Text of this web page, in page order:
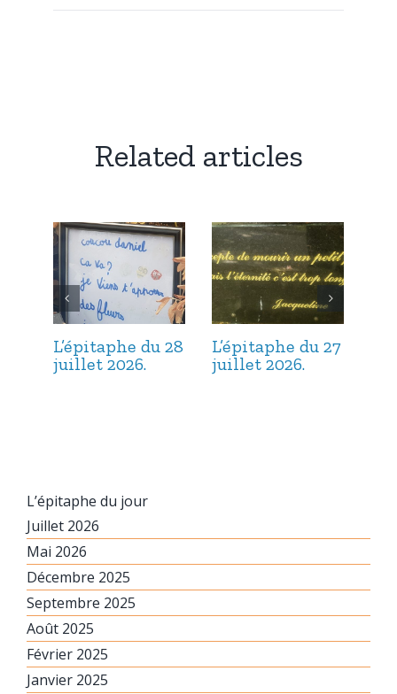
Related articles
L’épitaphe du 28
juillet 2026.
L’épitaphe du 27
juillet 2026.
L’épitaphe du jour
Juillet 2026
Mai 2026
Décembre 2025
Septembre 2025
Août 2025
Février 2025
Janvier 2025